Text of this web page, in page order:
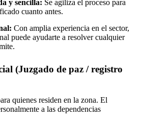
y sencilla: Se agiliza el proceso para
cuanto antes.
Con amplia experiencia en el sector,
puede ayudarte a resolver cualquier
(Juzgado de paz / registro
quienes residen en la zona. El
a las dependencias